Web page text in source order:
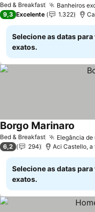
Bed & Breakfast Banheiros
9,3 Excelente 1.322
Selecione as datas
exatos.
Bed & Breakfast Elegância de
Borgo Marinaro
6,2 294 Aci Castello, a
Selecione as datas
exatos.